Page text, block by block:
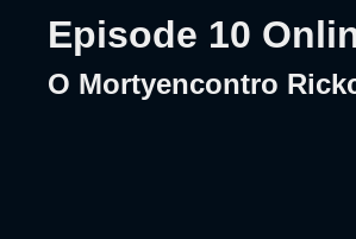
Episode 10
O Mortyencontro